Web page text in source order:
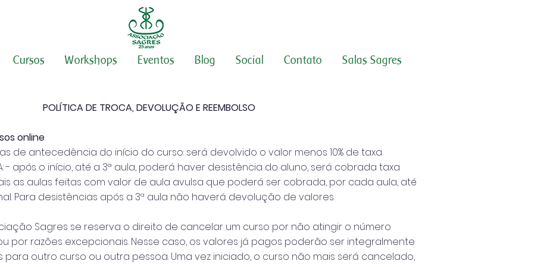
Cursos Workshops Eventos Blog Social Contato Salas Sagres
POLÍTICA DE TROCA, DEVOLUÇÃO E REEMBOLSO
online
de antecedência do início do curso: será devolvido o valor menos 10% de taxa
- após o início, até a 3ª aula, poderá haver desistência do aluno, será cobrada taxa
as aulas feitas com valor de aula avulsa que poderá ser cobrada, por cada aula, até
Para desistências após a 3ª aula não haverá devolução de valores.
Sagres se reserva o direito de cancelar um curso por não atingir o número
por razões excepcionais. Nesse caso, os valores já pagos poderão ser integralmente
outro curso ou outra pessoa. Uma vez iniciado, o curso não mais será cancelado,